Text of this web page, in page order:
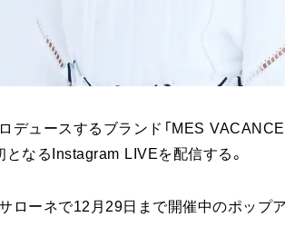
デュースするブランド「MES
なる​Instagram LIVEを配信する。
ローネで12月29日まで開催中のポップ